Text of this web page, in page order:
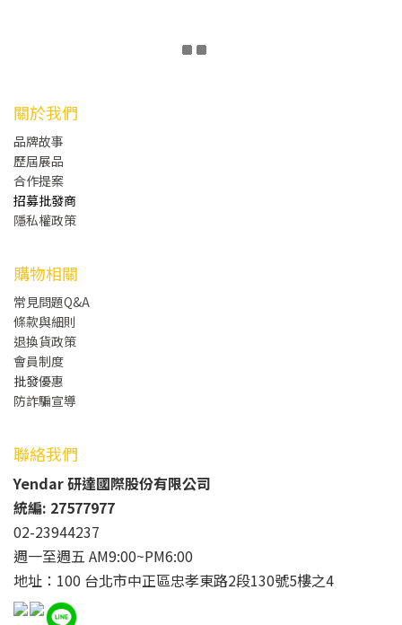
關於我們
品牌故事
歷屆展品
合作提案
招募批發商
隱私權政策
購物相關
常見問題Q&A
條款與細則
退換貨政策
會員制度
批發優惠
防詐騙宣導
聯絡我們
Yendar 研達國際股份有限公司
統編: 27577977
02-23944237
週一至週五 AM9:00~PM6:00
地址：100 台北市中正區忠孝東路2段130號5樓之4